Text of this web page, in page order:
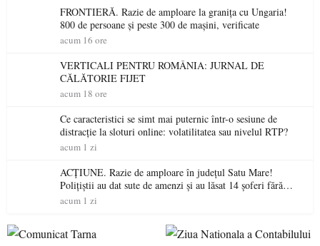
FRONTIERĂ. Razie de amploare la granița cu Ungaria!
800 de persoane și peste 300 de mașini, verificate
acum 16 ore
VERTICALI PENTRU ROMÂNIA: JURNAL DE
CĂLĂTORIE FIJET
acum 18 ore
Ce caracteristici se simt mai puternic într-o sesiune de
distracție la sloturi online: volatilitatea sau nivelul RTP?
acum 1 zi
ACȚIUNE. Razie de amploare în județul Satu Mare!
Polițiștii au dat sute de amenzi și au lăsat 14 șoferi fără
permis într-o singură zi
acum 1 zi